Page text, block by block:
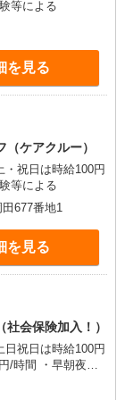
等による
を見る
ケアクルー）
等による
677番地1
を見る
会保険加入！）
/時間 ・早朝夜間
翌07:59の時間
夜割増は別途支給